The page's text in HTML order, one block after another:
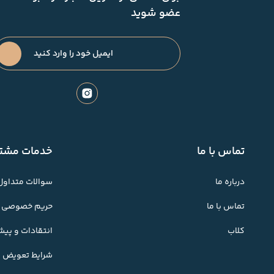
عضو شوید
تماس با ما
درباره ما
تماس با ما
کلاب
خدمات
سوالات
حریم خصوصی
انتقادات و
شرایط تعویض